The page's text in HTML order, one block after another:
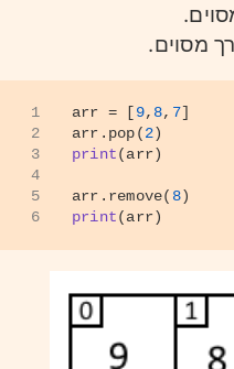
מסוים.
1
2
3
4
5
6
arr = [9, 8, 7]
arr.pop(2)
print(arr)
arr.remove( 8)
print(arr)